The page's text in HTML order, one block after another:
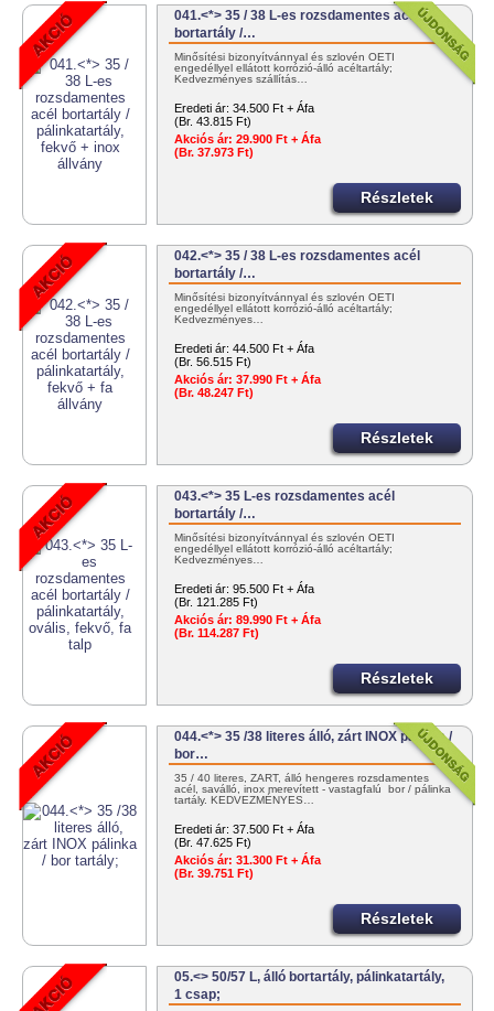
041.<*> 35 / 38 L-es rozsdamentes acél
bortartály /…
Minősítési bizonyítvánnyal és szlovén OÉTI
engedéllyel ellátott korrózió-álló acéltartály;
Kedvezményes szállítás…
Eredeti ár: 34.500 Ft + Áfa
(Br. 43.815 Ft)
Akciós ár: 29.900 Ft + Áfa
(Br. 37.973 Ft)
Részletek
042.<*> 35 / 38 L-es rozsdamentes acél
bortartály /…
Minősítési bizonyítvánnyal és szlovén OÉTI
engedéllyel ellátott korrózió-álló acéltartály;
Kedvezményes…
Eredeti ár: 44.500 Ft + Áfa
(Br. 56.515 Ft)
Akciós ár: 37.990 Ft + Áfa
(Br. 48.247 Ft)
Részletek
043.<*> 35 L-es rozsdamentes acél
bortartály /…
Minősítési bizonyítvánnyal és szlovén OÉTI
engedéllyel ellátott korrózió-álló acéltartály;
Kedvezményes…
Eredeti ár: 95.500 Ft + Áfa
(Br. 121.285 Ft)
Akciós ár: 89.990 Ft + Áfa
(Br. 114.287 Ft)
Részletek
044.<*> 35 /38 literes álló, zárt INOX pálinka /
bor…
35 / 40 literes, ZÁRT, álló hengeres rozsdamentes
acél, saválló, inox merevített - vastagfalú bor / pálinka
tartály. KEDVEZMÉNYES…
Eredeti ár: 37.500 Ft + Áfa
(Br. 47.625 Ft)
Akciós ár: 31.300 Ft + Áfa
(Br. 39.751 Ft)
Részletek
05.<> 50/57 L, álló bortartály, pálinkatartály,
1 csap;